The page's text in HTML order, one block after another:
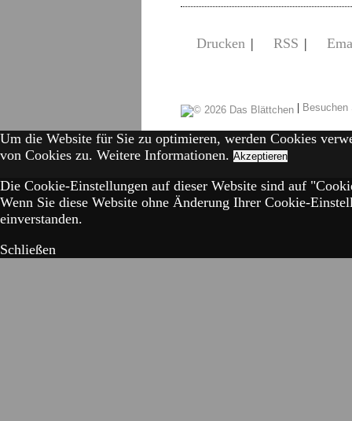
Drucken | RSS |
|
Um die Website für Sie zu optimieren, werden Cookies
von Cookies zu. Weitere Informationen. Akzeptieren
Die Cookie-Einstellungen auf dieser Website sind auf
Wenn Sie diese Website ohne Änderung Ihrer Cookie-
einverstanden.
Schließen